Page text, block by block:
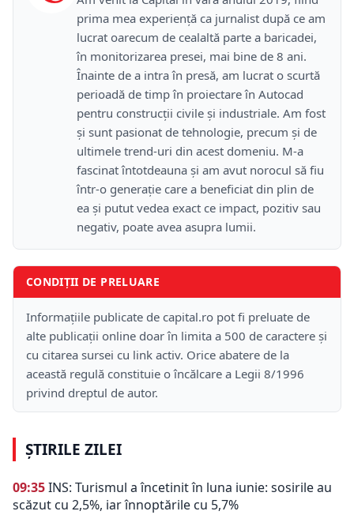
prima mea experiență ca jurnalist după ce am
lucrat oarecum de cealaltă parte a baricadei,
în monitorizarea presei, mai bine de 8 ani.
Înainte de a intra în presă, am lucrat o scurtă
perioadă de timp în proiectare în Autocad
pentru construcții civile și industriale. Am fost
și sunt pasionat de tehnologie, precum și de
ultimele trend-uri din acest domeniu. M-a
fascinat întotdeauna și am avut norocul să fiu
într-o generație care a beneficiat din plin de
ea și putut vedea exact ce impact, pozitiv sau
negativ, poate avea asupra lumii.
CONDIȚII DE PRELUARE
Informațiile publicate de capital.ro pot fi preluate de
alte publicații online doar în limita a 500 de caractere și
cu citarea sursei cu link activ. Orice abatere de la
această regulă constituie o încălcare a Legii 8/1996
privind dreptul de autor.
ȘTIRILE ZILEI
09:35INS: Turismul a încetinit în luna iunie: sosirile au
scăzut cu 2,5%, iar înnoptările cu 5,7%